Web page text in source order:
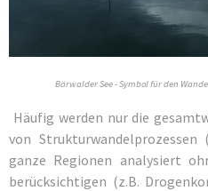
Bärwalder See - Symbol für den
Häufig werden nur die
von Strukturwandelprozessen
ganze Regionen analysiert
berücksichtigen (z.B.